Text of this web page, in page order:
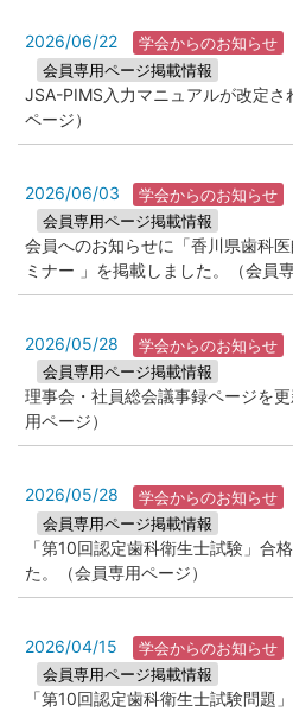
2026/06/22
学会からのお知らせ
会員専用ページ掲載情報
JSA-PIMS入力マニュアルが改定さ
ページ）
2026/06/03
学会からのお知らせ
会員専用ページ掲載情報
会員へのお知らせに「香川県歯科
ミナー 」を掲載しました。（会員
2026/05/28
学会からのお知らせ
会員専用ページ掲載情報
理事会・社員総会議事録ページを
用ページ）
2026/05/28
学会からのお知らせ
会員専用ページ掲載情報
「第10回認定歯科衛生士試験」合
た。（会員専用ページ）
2026/04/15
学会からのお知らせ
会員専用ページ掲載情報
「第10回認定歯科衛生士試験問題